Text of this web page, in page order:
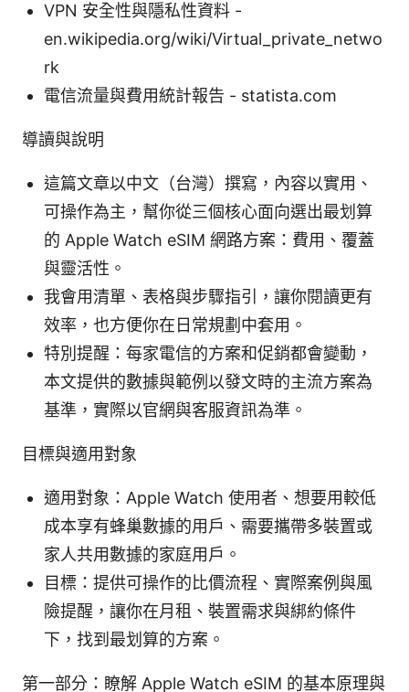
VPN 安全性與隱私性資料 -
en.wikipedia.org/wiki/Virtual_private_netwo
rk
電信流量與費用統計報告 - statista.com
導讀與說明
這篇文章以中文（台灣）撰寫，內容以實用、
可操作為主，幫你從三個核心面向選出最划算
的 Apple Watch eSIM 網路方案：費用、覆蓋
與靈活性。
我會用清單、表格與步驟指引，讓你閱讀更有
效率，也方便你在日常規劃中套用。
特別提醒：每家電信的方案和促銷都會變動，
本文提供的數據與範例以發文時的主流方案為
基準，實際以官網與客服資訊為準。
目標與適用對象
適用對象：Apple Watch 使用者、想要用較低
成本享有蜂巢數據的用戶、需要攜帶多裝置或
家人共用數據的家庭用戶。
目標：提供可操作的比價流程、實際案例與風
險提醒，讓你在月租、裝置需求與綁約條件
下，找到最划算的方案。
第一部分：瞭解 Apple Watch eSIM 的基本原理與